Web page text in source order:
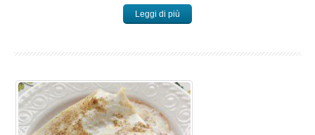
Leggi di più